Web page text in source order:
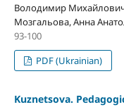
Володимир Михайлович
Мозгальова, Анна
93-100
PDF (Ukrainian)
Kuznetsova.